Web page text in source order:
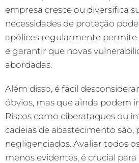
empresa cresce ou diversifica
necessidades de proteção
apólices regularmente
e garantir que novas
abordadas.
Além disso, é fácil
óbvios, mas que ainda podem
Riscos como ciberataques ou
cadeias de abastecimento são,
negligenciados. Avaliar todos
menos evidentes, é crucial